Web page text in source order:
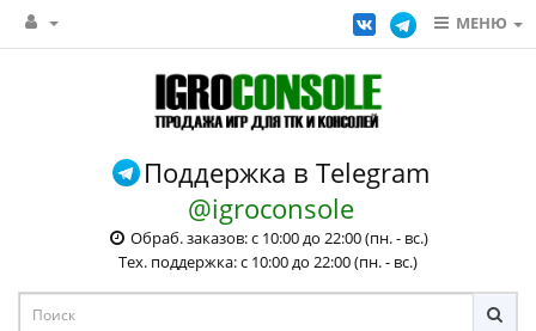
МЕНЮ
Поддержка в Telegram
@igroconsole
Обраб. заказов: с 10:00 до 22:00 (пн. - вс.)
Тех. поддержка: с 10:00 до 22:00 (пн. - вс.)